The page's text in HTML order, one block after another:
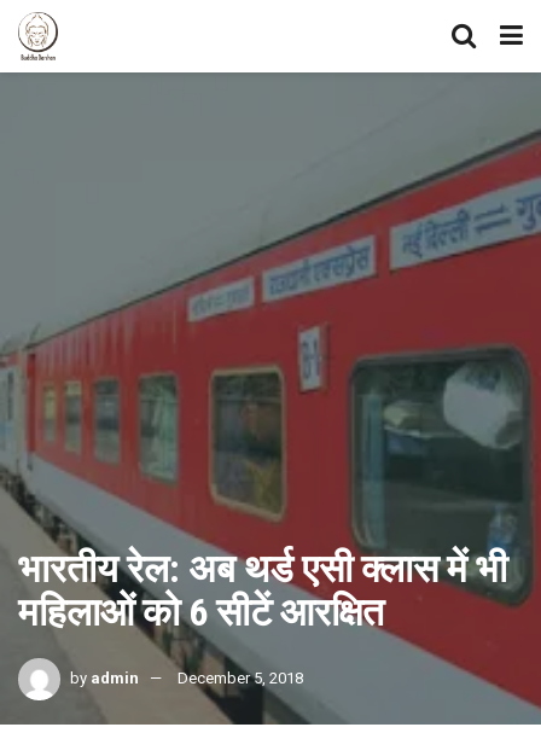
भारतीय रेल: अब थर्ड एसी क्लास में भी
महिलाओं को 6 सीटें आरक्षित
by admin December 5, 2018